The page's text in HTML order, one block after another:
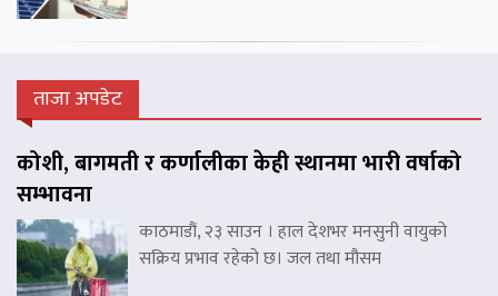
ताजा अपडेट
कोशी, बागमती र कर्णालीका केही स्थानमा भारी वर्षाको
सम्भावना
काठमाडौं, २३ साउन । हाल देशभर मनसुनी वायुको
सक्रिय प्रभाव रहेको छ। जल तथा मौसम